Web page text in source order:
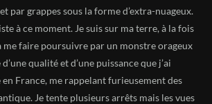
par grappes sous la forme d’extra-nuageux.
à ce moment. Je suis sur ma terre, à la fois
me faire poursuivre par un monstre orageux
qualité et d’une puissance que j’ai
France, me rappelant furieusement des
Je tente plusieurs arrêts mais les vues